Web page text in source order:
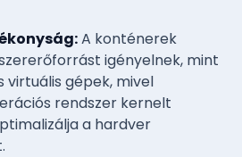
A konténerek
igényelnek, mint
virtuális gépek, mivel
rendszer kernelt
a hardver